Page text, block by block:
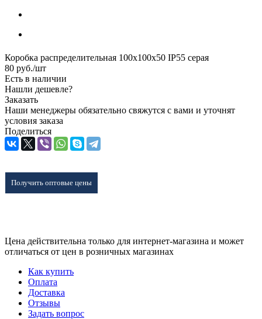
Коробка распределительная 100х100х50 IP55 серая
80 руб./шт
Есть в наличии
Нашли дешевле?
Заказать
Наши менеджеры обязательно свяжутся с вами и уточнят
условия заказа
Поделиться
Получить оптовые цены
Цена действительна только для интернет-магазина и может
отличаться от цен в розничных магазинах
Как купить
Оплата
Доставка
Отзывы
Задать вопрос